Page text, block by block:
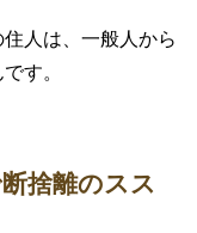
人は、一般人から
す。
捨離のスス